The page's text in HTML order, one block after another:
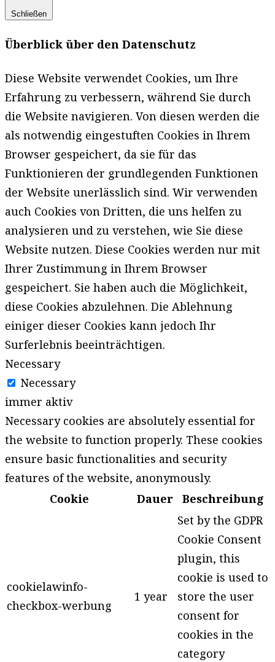
Schließen
Überblick über den Datenschutz
Diese Website verwendet Cookies, um Ihre
Erfahrung zu verbessern, während Sie durch
die Website navigieren. Von diesen werden die
als notwendig eingestuften Cookies in Ihrem
Browser gespeichert, da sie für das
Funktionieren der grundlegenden Funktionen
der Website unerlässlich sind. Wir verwenden
auch Cookies von Dritten, die uns helfen zu
analysieren und zu verstehen, wie Sie diese
Website nutzen. Diese Cookies werden nur mit
Ihrer Zustimmung in Ihrem Browser
gespeichert. Sie haben auch die Möglichkeit,
diese Cookies abzulehnen. Die Ablehnung
einiger dieser Cookies kann jedoch Ihr
Surferlebnis beeinträchtigen.
Necessary
Necessary
immer aktiv
Necessary cookies are absolutely essential for
the website to function properly. These cookies
ensure basic functionalities and security
features of the website, anonymously.
Cookie
Dauer Beschreibung
cookielawinfo-
checkbox-werbung
1 year
Set by the GDPR
Cookie Consent
plugin, this
cookie is used to
store the user
consent for
cookies in the
category